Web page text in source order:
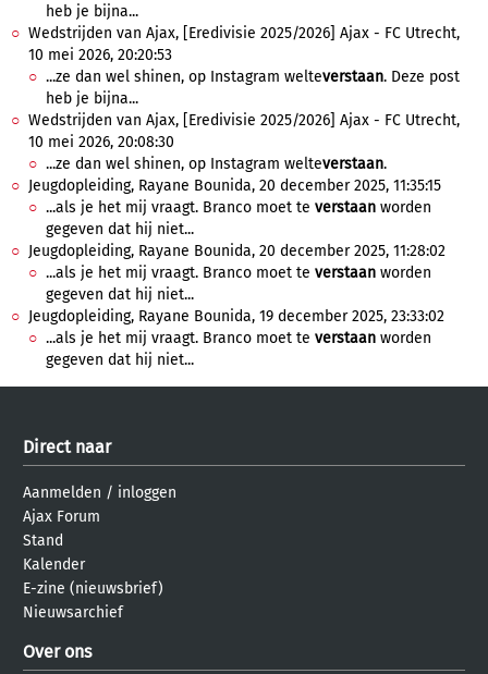
heb je bijna...
Wedstrijden van Ajax, [Eredivisie 2025/2026] Ajax - FC Utrecht,
10 mei 2026, 20:20:53
...ze dan wel shinen, op Instagram welteverstaan. Deze post
heb je bijna...
Wedstrijden van Ajax, [Eredivisie 2025/2026] Ajax - FC Utrecht,
10 mei 2026, 20:08:30
...ze dan wel shinen, op Instagram welteverstaan.
Jeugdopleiding, Rayane Bounida, 20 december 2025, 11:35:15
...als je het mij vraagt. Branco moet te verstaan worden
gegeven dat hij niet...
Jeugdopleiding, Rayane Bounida, 20 december 2025, 11:28:02
...als je het mij vraagt. Branco moet te verstaan worden
gegeven dat hij niet...
Jeugdopleiding, Rayane Bounida, 19 december 2025, 23:33:02
...als je het mij vraagt. Branco moet te verstaan worden
gegeven dat hij niet...
Direct naar
Aanmelden / inloggen
Ajax Forum
Stand
Kalender
E-zine (nieuwsbrief)
Nieuwsarchief
Over ons